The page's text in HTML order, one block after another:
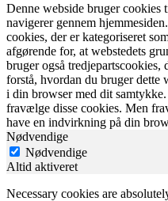
Denne webside bruger cookies
navigerer gennem
cookies, der er kategoriseret
afgørende for, at webstedets
bruger også
forstå, hvordan du bruger dette
i din browser med dit
fravælge disse cookies. Men
have en indvirkning på din
Nødvendige
Nødvendige
Altid aktiveret
Necessary cookies are